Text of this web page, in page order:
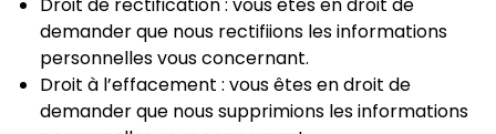
demander que nous rectifiions les informations
personnelles vous concernant.
Droit à l’effacement : vous êtes en droit de
demander que nous supprimions les informations